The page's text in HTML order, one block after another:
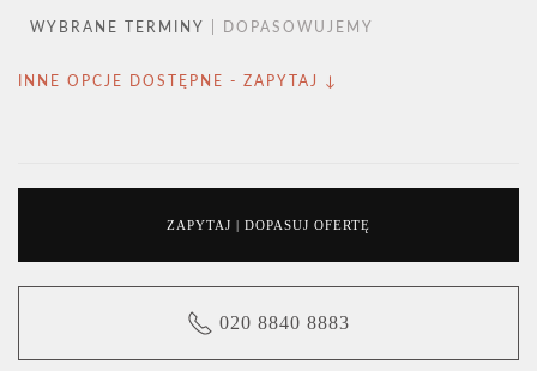
WYBRANE TERMINY | DOPASOWUJEMY
INNE OPCJE DOSTĘPNE - ZAPYTAJ ↓
ZAPYTAJ | DOPASUJ OFERTĘ
020 8840 8883